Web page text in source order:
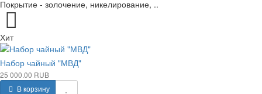
Покрытие - золочение, никелирование, ..
Хит
Набор чайный "МВД"
25 000.00 RUB
В корзину